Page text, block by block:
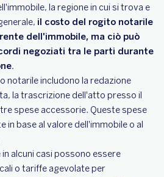
la regione in cui si trova e
il costo del rogito notarile
dell'immobile, ma ciò può
negoziati tra le parti durante
notarile includono la redazione
la trascrizione dell'atto presso il
spese accessorie. Queste spese
in base al valore dell'immobile o al
alcuni casi possono essere
o tariffe agevolate per